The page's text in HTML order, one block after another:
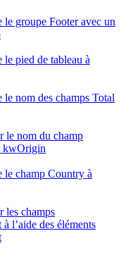
groupe Footer avec un
pied de tableau à
nom des champs Total
le nom du champ
kwOrigin
le champ Country à
les champs
l’aide des éléments